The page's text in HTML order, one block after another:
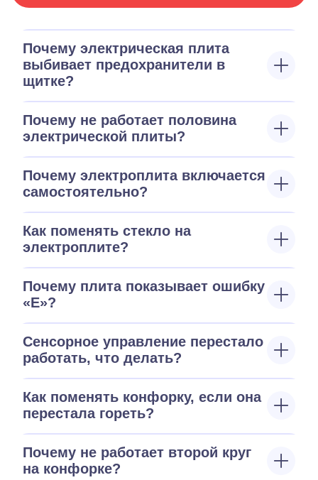
Почему электрическая плита
выбивает предохранители в
щитке?
Почему не работает половина
электрической плиты?
Почему электроплита включается
самостоятельно?
Как поменять стекло на
электроплите?
Почему плита показывает ошибку
«E»?
Сенсорное управление перестало
работать, что делать?
Как поменять конфорку, если она
перестала гореть?
Почему не работает второй круг
на конфорке?